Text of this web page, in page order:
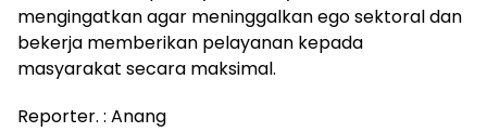
mengingatkan agar meninggalkan ego sektoral dan
bekerja memberikan pelayanan kepada
masyarakat secara maksimal.
Reporter. : Anang